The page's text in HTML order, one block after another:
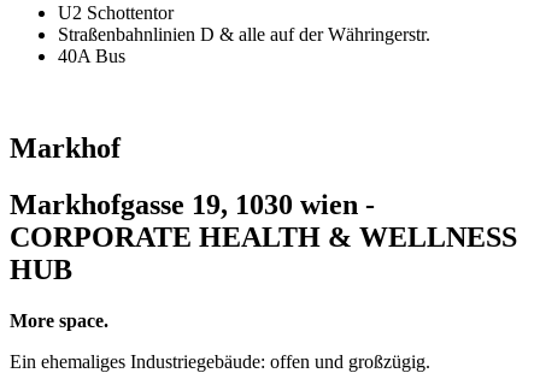
U2 Schottentor
Straßenbahnlinien D & alle auf der Währingerstr.
40A Bus
Markhof
Markhofgasse 19, 1030 wien -
CORPORATE HEALTH & WELLNESS
HUB
More space.
Ein ehemaliges Industriegebäude: offen und großzügig.